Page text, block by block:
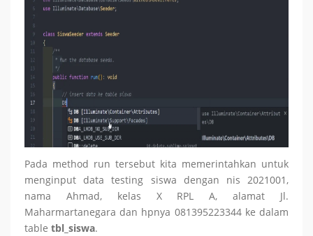
Pada method run tersebut kita memerintahkan untuk
menginput data testing siswa dengan nis 2021001,
nama Ahmad, kelas X RPL A, alamat Jl.
Maharmartanegara dan hpnya 081395223344 ke dalam
table tbl_siswa.